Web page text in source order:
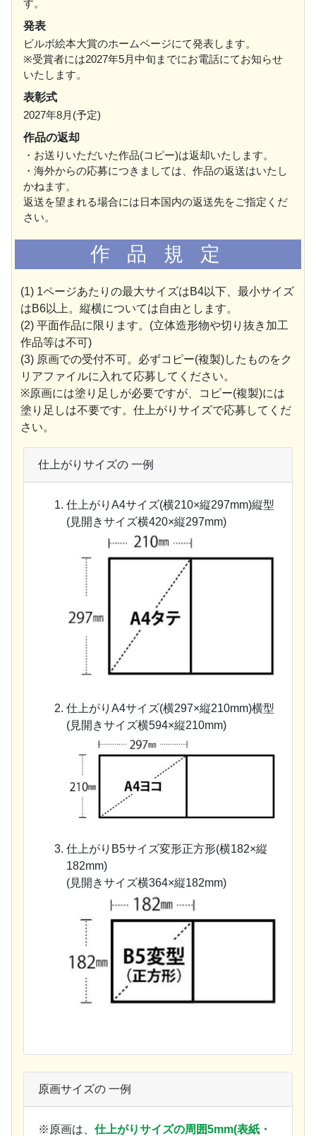
す。
発表
ビルボ絵本大賞のホームページにて発表します。
※受賞者には2027年5月中旬までにお電話にてお知らせ
いたします。
表彰式
2027年8月(予定)
作品の返却
・お送りいただいた作品(コピー)は返却いたします。
・海外からの応募につきましては、作品の返送はいたし
かねます。
返送を望まれる場合には日本国内の返送先をご指定くだ
さい。
作 品 規 定
(1) 1ページあたりの最大サイズはB4以下、最小サイズ
はB6以上。縦横については自由とします。
(2) 平面作品に限ります。(立体造形物や切り抜き加工
作品等は不可)
(3) 原画での受付不可。必ずコピー(複製)したものをク
リアファイルに入れて応募してください。
※原画には塗り足しが必要ですが、コピー(複製)には
塗り足しは不要です。仕上がりサイズで応募してくだ
さい。
仕上がりサイズの 一例
仕上がりA4サイズ(横210×縦297mm)縦型
(見開きサイズ横420×縦297mm)
仕上がりA4サイズ(横297×縦210mm)横型
(見開きサイズ横594×縦210mm)
仕上がりB5サイズ変形正方形(横182×縦
182mm)
(見開きサイズ横364×縦182mm)
原画サイズの 一例
※原画は、 仕上がりサイズの周囲5mm(表紙・